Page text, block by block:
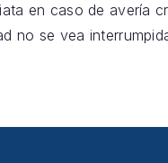
en caso de avería
no se vea